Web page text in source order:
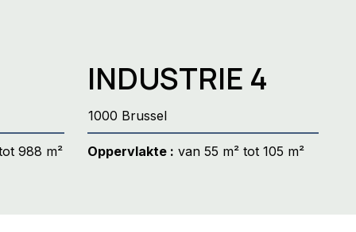
988 m²
INDUSTRIE 4
1000 Brussel
Oppervlakte : van 55 m² tot 105 m²